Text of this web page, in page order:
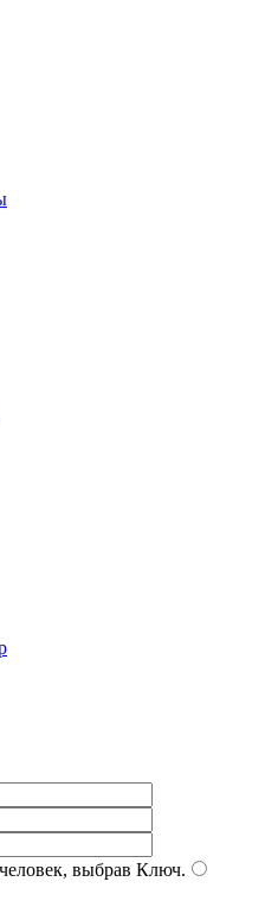
выбрав Ключ.